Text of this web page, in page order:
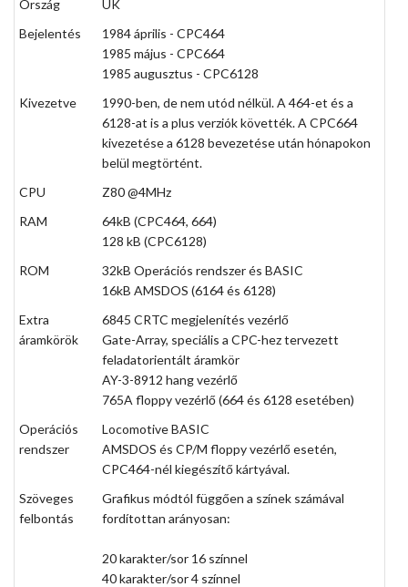
Ország
UK
Bejelentés
1984 április - CPC464
1985 május - CPC664
1985 augusztus - CPC6128
Kivezetve
1990-ben, de nem utód nélkül. A 464-et és a
6128-at is a plus verziók követték. A CPC664
kivezetése a 6128 bevezetése után hónapokon
belül megtörtént.
CPU
Z80 @4MHz
RAM
64kB (CPC464, 664)
128 kB (CPC6128)
ROM
32kB Operációs rendszer és BASIC
16kB AMSDOS (6164 és 6128)
Extra
áramkörök
6845 CRTC megjelenítés vezérlő
Gate-Array, speciális a CPC-hez tervezett
feladatorientált áramkör
AY-3-8912 hang vezérlő
765A floppy vezérlő (664 és 6128 esetében)
Operációs
rendszer
Locomotive BASIC
AMSDOS és CP/M floppy vezérlő esetén,
CPC464-nél kiegészítő kártyával.
Szöveges
felbontás
Grafikus módtól függően a színek számával
fordítottan arányosan:
20 karakter/sor 16 színnel
40 karakter/sor 4 színnel